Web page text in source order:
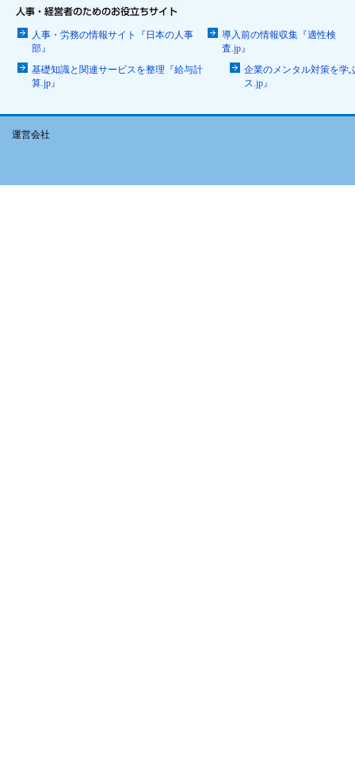
人事・労務の情報サイト『日本の人事
部』
導入前の情報収集『適性検
査.jp』
基礎知識と関連サービスを整理『給与計
算.jp』
企業のメンタル対策を学
ス.jp』
運営会社